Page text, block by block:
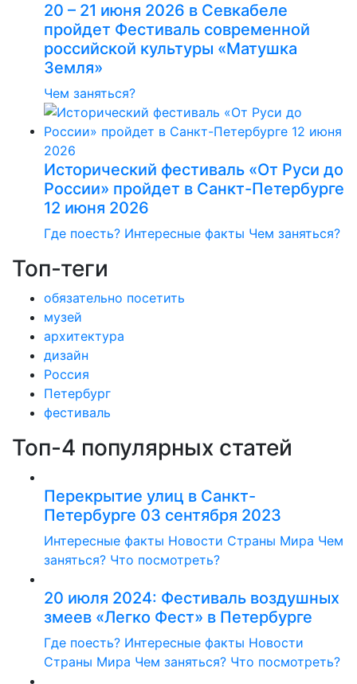
20 – 21 июня 2026 в Севкабеле
пройдет Фестиваль современной
российской культуры «Матушка
Земля»
Чем заняться?
Исторический фестиваль «От Руси до
России» пройдет в Санкт-Петербурге
12 июня 2026
Где поесть? Интересные факты Чем заняться?
Топ-теги
обязательно посетить
музей
архитектура
дизайн
Россия
Петербург
фестиваль
Топ-4 популярных статей
Перекрытие улиц в Санкт-
Петербурге 03 сентября 2023
Интересные факты Новости Страны Мира Чем
заняться? Что посмотреть?
20 июля 2024: Фестиваль воздушных
змеев «Легко Фест» в Петербурге
Где поесть? Интересные факты Новости
Страны Мира Чем заняться? Что посмотреть?